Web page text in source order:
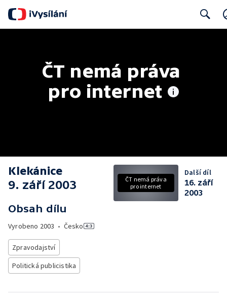
ČT nemá práva
pro internet
Klekánice
9. září 2003
Obsah dílu
Vyrobeno 2003 • Česko
Zpravodajství
Politická publicistika
ČT nemá práva
pro internet
Další díl
16. září
2003